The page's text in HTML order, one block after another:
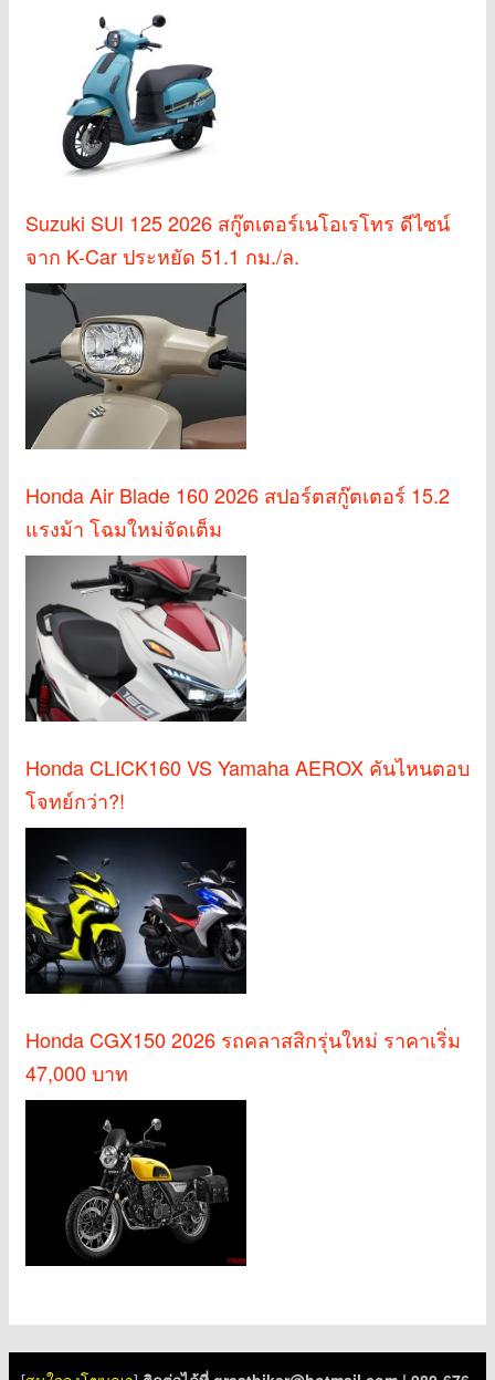
Suzuki SUI 125 2026 สกู๊ตเตอร์เนโอเรโทร ดีไซน์
จาก K-Car ประหยัด 51.1 กม./ล.
Honda Air Blade 160 2026 สปอร์ตสกู๊ตเตอร์ 15.2
แรงม้า โฉมใหม่จัดเต็ม
Honda CLICK160 VS Yamaha AEROX คันไหนตอบ
โจทย์กว่า?!
Honda CGX150 2026 รถคลาสสิกรุ่นใหม่ ราคาเริ่ม
47,000 บาท